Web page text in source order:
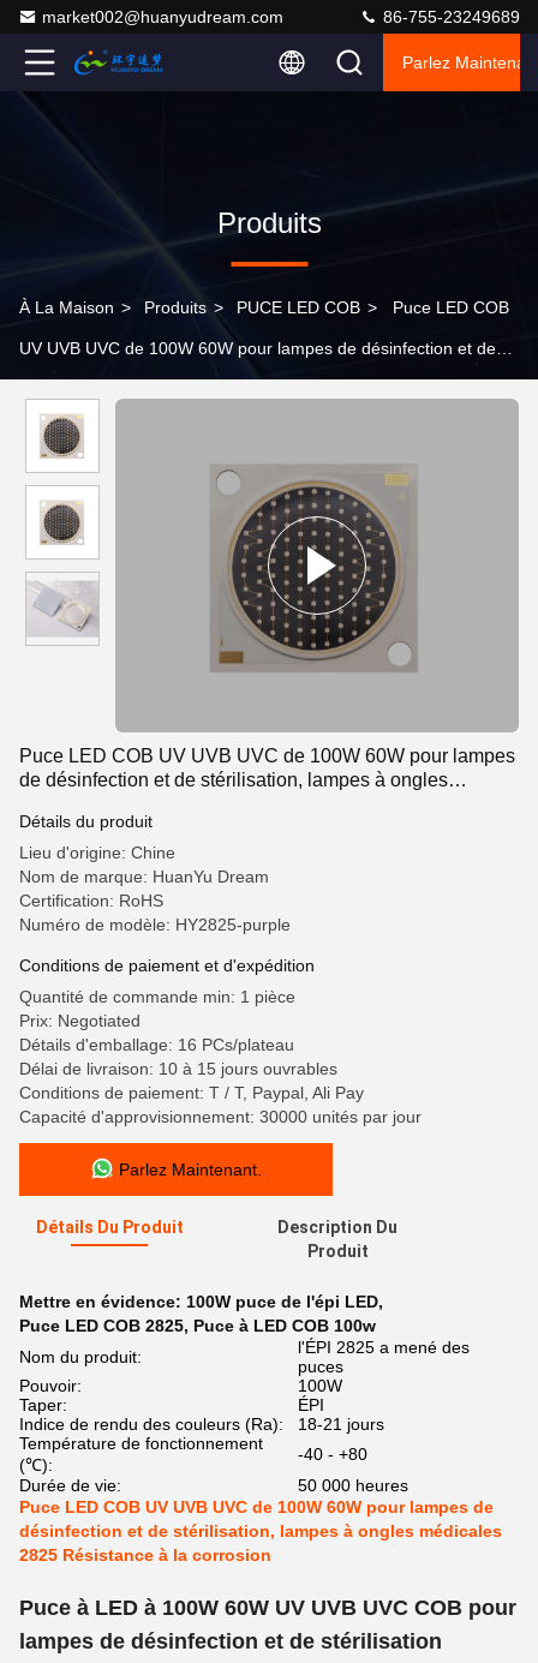
market002@huanyudream.com 86-755-23249689
Parlez
Produits
À La Maison > Produits > PUCE LED COB > Puce LED COB
UV UVB UVC de 100W 60W pour lampes de désinfection et de
corrosion
Puce LED COB UV UVB UVC de 100W 60W pour lampes
de désinfection et de stérilisation, lampes à ongles
Détails du produit
Lieu d'origine: Chine
Nom de marque: HuanYu Dream
Certification: RoHS
Numéro de modèle: HY2825-purple
Conditions de paiement et d'expédition
Quantité de commande min: 1 pièce
Prix: Negotiated
Détails d'emballage: 16 PCs/plateau
Délai de livraison: 10 à 15 jours ouvrables
Conditions de paiement: T / T, Paypal, Ali Pay
Capacité d'approvisionnement: 30000 unités par jour
Parlez Maintenant.
Détails Du Produit
Description Du
Produit
Mettre en évidence: 100W puce de l'épi LED,
Puce LED COB 2825, Puce à LED COB 100w
Nom du produit:
l'ÉPI 2825 a mené des
puces
Pouvoir:
100W
Taper:
ÉPI
Indice de rendu des couleurs (Ra):
18-21 jours
Température de fonctionnement
(℃):
-40 - +80
Durée de vie:
50 000 heures
Puce LED COB UV UVB UVC de 100W 60W pour lampes de
désinfection et de stérilisation, lampes à ongles médicales
2825 Résistance à la corrosion
Puce à LED à 100W 60W UV UVB UVC COB pour
lampes de désinfection et de stérilisation